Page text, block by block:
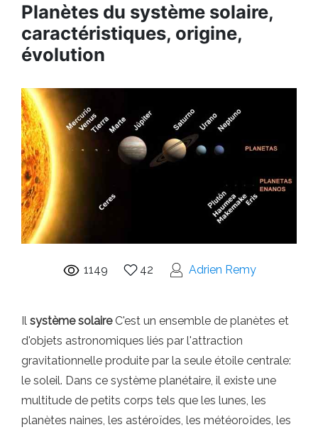
Planètes du système solaire,
caractéristiques, origine,
évolution
1149 42 Adrien Remy
Il système solaireC'est un ensemble de planètes et
d'objets astronomiques liés par l'attraction
gravitationnelle produite par la seule étoile centrale:
le soleil. Dans ce système planétaire, il existe une
multitude de petits corps tels que les lunes, les
planètes naines, les astéroïdes, les météoroïdes, les